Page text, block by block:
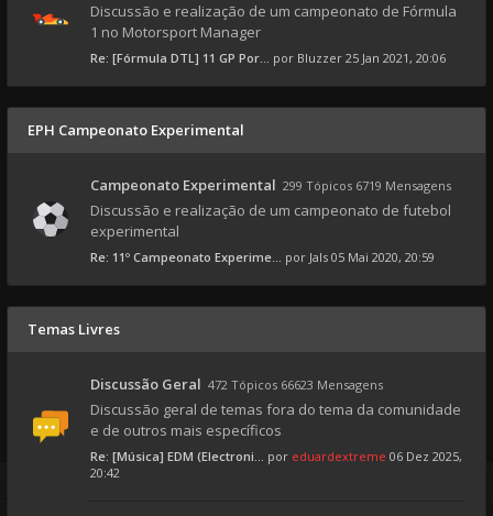
Discussão e realização de um campeonato de Fórmula
1 no Motorsport Manager
Re: [Fórmula DTL] 11 GP Por... por Bluzzer 25 Jan 2021, 20:06
EPH Campeonato Experimental
Campeonato Experimental 299 Tópicos 6719 Mensagens
Discussão e realização de um campeonato de futebol
experimental
Re: 11º Campeonato Experime... por Jals 05 Mai 2020, 20:59
Temas Livres
Discussão Geral 472 Tópicos 66623 Mensagens
Discussão geral de temas fora do tema da comunidade
e de outros mais específicos
Re: [Música] EDM (Electroni... por eduardextreme 06 Dez 2025,
20:42